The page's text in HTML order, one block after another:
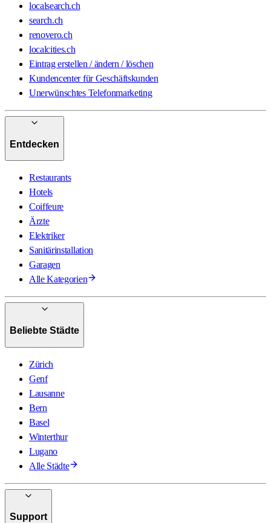
localsearch.ch
search.ch
renovero.ch
localcities.ch
Eintrag erstellen / ändern / löschen
Kundencenter für Geschäftskunden
Unerwünschtes Telefonmarketing
Entdecken
Restaurants
Hotels
Coiffeure
Ärzte
Elektriker
Sanitärinstallation
Garagen
Alle Kategorien
Beliebte Städte
Zürich
Genf
Lausanne
Bern
Basel
Winterthur
Lugano
Alle Städte
Support